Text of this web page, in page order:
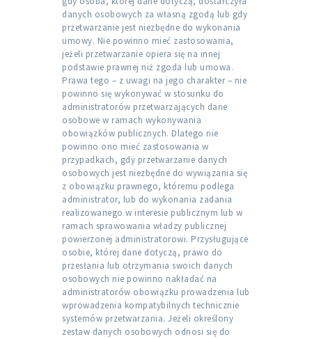
danych osobowych za własną zgodą lub gdy
przetwarzanie jest niezbędne do wykonania
umowy. Nie powinno mieć zastosowania,
jeżeli przetwarzanie opiera się na innej
podstawie prawnej niż zgoda lub umowa.
Prawa tego – z uwagi na jego charakter – nie
powinno się wykonywać w stosunku do
administratorów przetwarzających dane
osobowe w ramach wykonywania
obowiązków publicznych. Dlatego nie
powinno ono mieć zastosowania w
przypadkach, gdy przetwarzanie danych
osobowych jest niezbędne do wywiązania się
z obowiązku prawnego, któremu podlega
administrator, lub do wykonania zadania
realizowanego w interesie publicznym lub w
ramach sprawowania władzy publicznej
powierzonej administratorowi. Przysługujące
osobie, której dane dotyczą, prawo do
przesłania lub otrzymania swoich danych
osobowych nie powinno nakładać na
administratorów obowiązku prowadzenia lub
wprowadzenia kompatybilnych technicznie
systemów przetwarzania. Jeżeli określony
zestaw danych osobowych odnosi się do